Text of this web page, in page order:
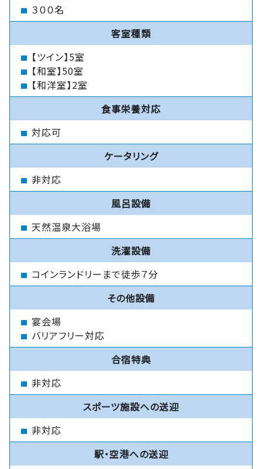
３００名
客室種類
【ツイン】5室
【和室】50室
【和洋室】2室
食事栄養対応
対応可
ケータリング
非対応
風呂設備
天然温泉大浴場
洗濯設備
コインランドリーまで徒歩７分
その他設備
宴会場
バリアフリー対応
合宿特典
非対応
スポーツ施設への送迎
非対応
駅・空港への送迎